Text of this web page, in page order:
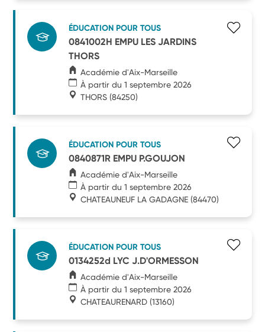
ÉDUCATION POUR TOUS
0841002H EMPU LES JARDINS
THORS
Académie d'Aix-Marseille
À partir du 1 septembre 2026
THORS (84250)
ÉDUCATION POUR TOUS
0840871R EMPU P.GOUJON
Académie d'Aix-Marseille
À partir du 1 septembre 2026
CHATEAUNEUF LA GADAGNE (84470)
ÉDUCATION POUR TOUS
0134252d LYC J.D'ORMESSON
Académie d'Aix-Marseille
À partir du 1 septembre 2026
CHATEAURENARD (13160)